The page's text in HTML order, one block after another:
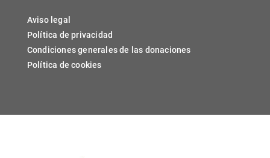
Aviso legal
Política de privacidad
Condiciones generales de las donaciones
Política de cookies